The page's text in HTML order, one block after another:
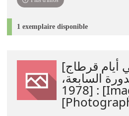
1 exemplaire disponible
[عزت العلايلي في أيام قرطاج
السابعة،
1978] : [Image Fixe]/